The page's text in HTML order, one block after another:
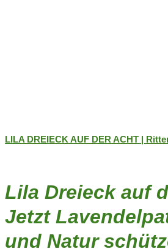
LILA DREIECK AUF DER ACHT |
Lila Dreieck auf
Jetzt
und Natur